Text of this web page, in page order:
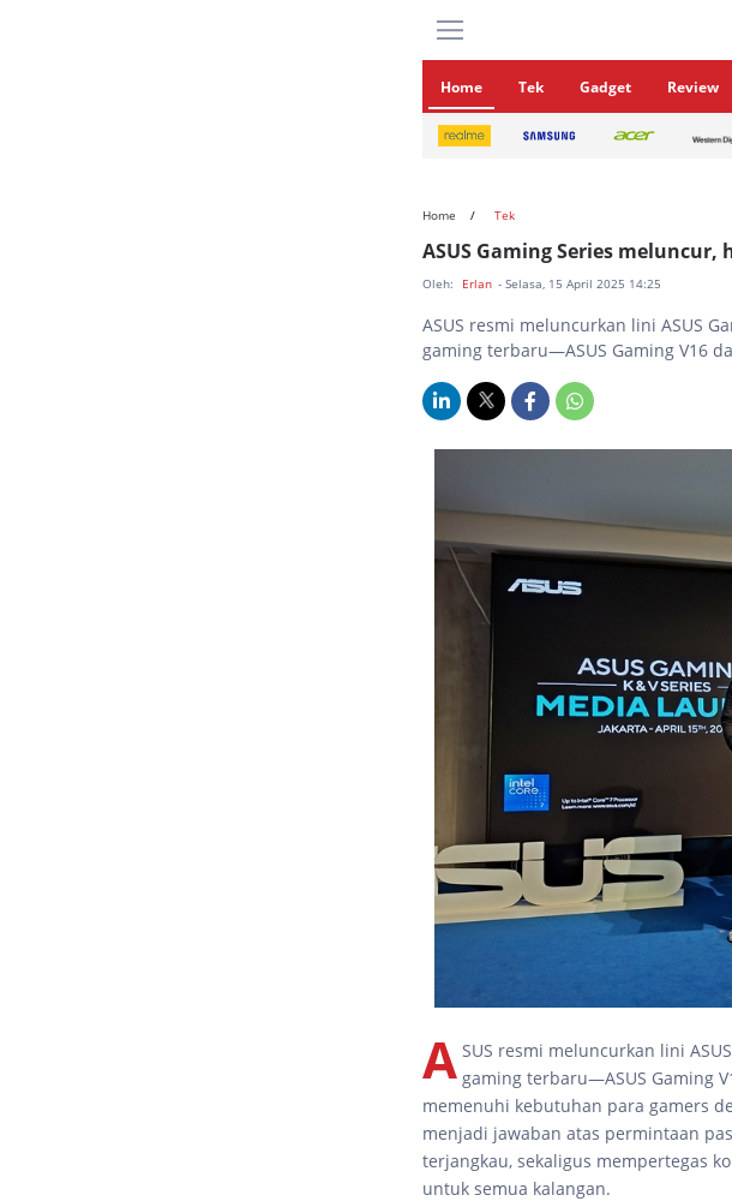
Home Tek Gadget Review
Home Tek
ASUS Gaming Series meluncur,
Oleh: Erlan - Selasa, 15 April 2025 14:25
ASUS resmi meluncurkan lini ASUS
gaming terbaru—ASUS Gaming V16
A SUS resmi meluncurkan lini
gaming terbaru—ASUS Gaming
memenuhi kebutuhan para gamers
menjadi jawaban atas permintaan
terjangkau, sekaligus mempertegas
untuk semua kalangan.